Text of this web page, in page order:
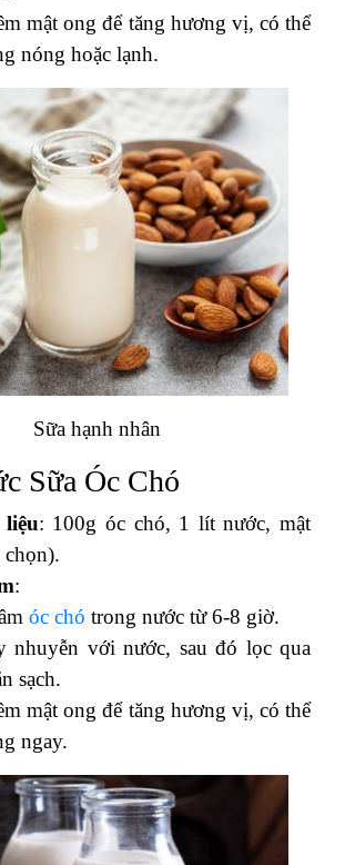
mật ong để tăng hương vị, có thể
nóng hoặc lạnh.
Sữa hạnh nhân
Sữa Óc Chó
liệu: 100g óc chó, 1 lít nước, mật
:
óc chó trong nước từ 6-8 giờ.
nhuyễn với nước, sau đó lọc qua
sạch.
mật ong để tăng hương vị, có thể
ngay.